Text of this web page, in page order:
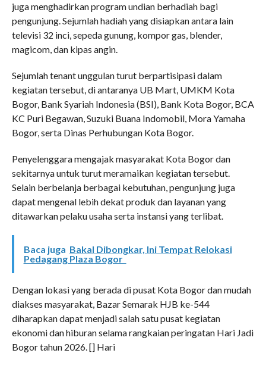
juga menghadirkan program undian berhadiah bagi
pengunjung. Sejumlah hadiah yang disiapkan antara lain
televisi 32 inci, sepeda gunung, kompor gas, blender,
magicom, dan kipas angin.
Sejumlah tenant unggulan turut berpartisipasi dalam
kegiatan tersebut, di antaranya UB Mart, UMKM Kota
Bogor, Bank Syariah Indonesia (BSI), Bank Kota Bogor, BCA
KC Puri Begawan, Suzuki Buana Indomobil, Mora Yamaha
Bogor, serta Dinas Perhubungan Kota Bogor.
Penyelenggara mengajak masyarakat Kota Bogor dan
sekitarnya untuk turut meramaikan kegiatan tersebut.
Selain berbelanja berbagai kebutuhan, pengunjung juga
dapat mengenal lebih dekat produk dan layanan yang
ditawarkan pelaku usaha serta instansi yang terlibat.
Baca juga Bakal Dibongkar, Ini Tempat Relokasi
Pedagang Plaza Bogor
Dengan lokasi yang berada di pusat Kota Bogor dan mudah
diakses masyarakat, Bazar Semarak HJB ke-544
diharapkan dapat menjadi salah satu pusat kegiatan
ekonomi dan hiburan selama rangkaian peringatan Hari Jadi
Bogor tahun 2026. [] Hari